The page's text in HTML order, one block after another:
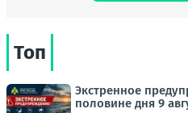
Топ
Экстренное
половине дня 9